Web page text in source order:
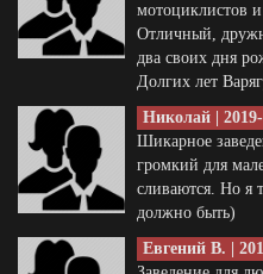
мотоциклистов
Отличный,
два своих дня
Долгих лет
Николай |
Шикарное
громкий для
сливаются. Но я
должно быть)
Евгений В. |